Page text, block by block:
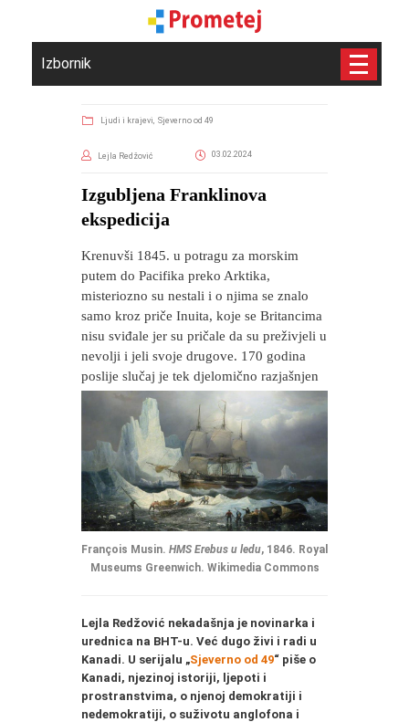
Izbornik
Ljudi i krajevi, Sjeverno od 49
Lejla Redžović 03.02.2024
​Izgubljena Franklinova
ekspedicija
Krenuvši 1845. u potragu za morskim
putem do Pacifika preko Arktika,
misteriozno su nestali i o njima se znalo
samo kroz priče Inuita, koje se Britancima
nisu sviđale jer su pričale da su preživjeli u
nevolji i jeli svoje drugove. 170 godina
poslije slučaj je tek djelomično razjašnjen
François Musin. HMS Erebus u ledu, 1846. Royal
Museums Greenwich. Wikimedia Commons
Lejla Redžović nekadašnja je novinarka i
urednica na BHT-u. Već dugo živi i radi u
Kanadi. U serijalu „Sjeverno od 49“ piše o
Kanadi, njezinoj istoriji, ljepoti i
prostranstvima, o njenoj demokratiji i
nedemokratiji, o suživotu anglofona i